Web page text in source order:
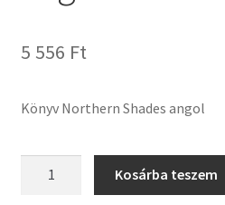
Mozaik készítés
Elérhetőségeink
5 556 Ft
Könyv Northern Shades angol
Kosárba teszem